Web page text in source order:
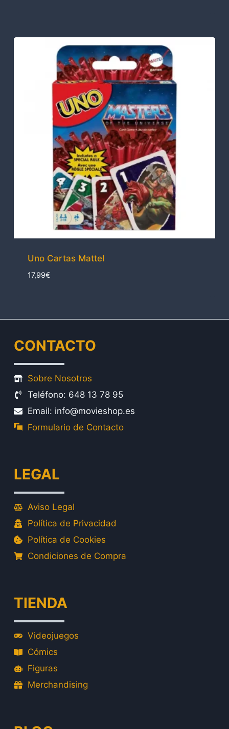
Uno Cartas Mattel
17,99€
CONTACTO
Sobre Nosotros
Teléfono: 648 13 78 95
Email: info@movieshop.es
Formulario de Contacto
LEGAL
Aviso Legal
Política de Privacidad
Política de Cookies
Condiciones de Compra
TIENDA
Videojuegos
Cómics
Figuras
Merchandising